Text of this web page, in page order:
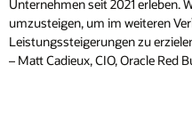
Unternehmen seit 2021 erleben.
umzusteigen, um im weiteren
Leistungssteigerungen zu
– Matt Cadieux, CIO, Oracle Red